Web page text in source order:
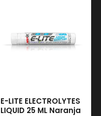
E-LITE ELECTROLYTES
LIQUID 25 ML Naranja